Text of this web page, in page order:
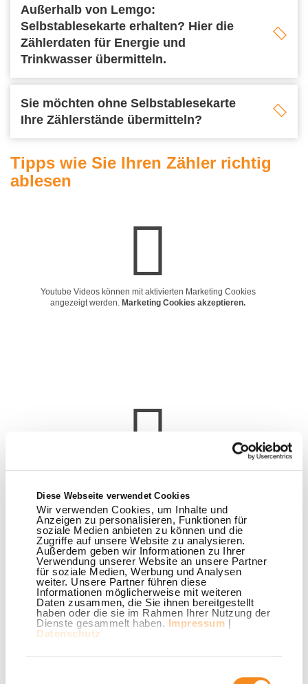
Diese Webseite verwendet Cookies
Wir verwenden Cookies, um Inhalte und
Anzeigen zu personalisieren, Funktionen für
soziale Medien anbieten zu können und die
Zugriffe auf unsere Website zu analysieren.
Außerdem geben wir Informationen zu Ihrer
Verwendung unserer Website an unsere Partner
für soziale Medien, Werbung und Analysen
weiter. Unsere Partner führen diese
Informationen möglicherweise mit weiteren
Daten zusammen, die Sie ihnen bereitgestellt
haben oder die sie im Rahmen Ihrer Nutzung der
Dienste gesammelt haben. Impressum |
Datenschutz
Außerhalb von Lemgo:
Selbstablesekarte erhalten? Hier die
Zählerdaten für Energie und
Trinkwasser übermitteln.
Sie möchten ohne Selbstablesekarte
Ihre Zählerstände übermitteln?
Tipps wie Sie Ihren Zähler richtig
ablesen
Youtube Videos können mit aktivierten Marketing Cookies
angezeigt werden. Marketing Cookies akzeptieren.
Youtube Videos können mit aktivierten Marketing Cookies